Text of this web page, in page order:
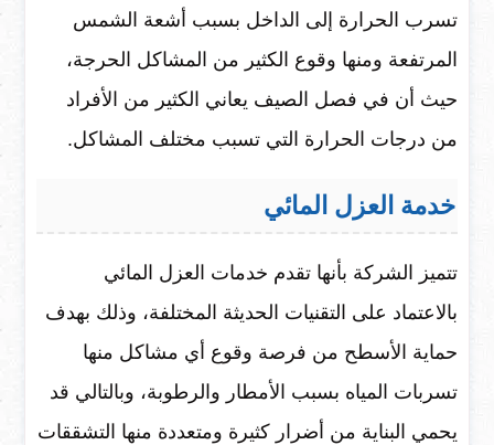
تسرب الحرارة إلى الداخل بسبب أشعة الشمس
المرتفعة ومنها وقوع الكثير من المشاكل الحرجة،
حيث أن في فصل الصيف يعاني الكثير من الأفراد
من درجات الحرارة التي تسبب مختلف المشاكل.
خدمة العزل المائي
تتميز الشركة بأنها تقدم خدمات العزل المائي
بالاعتماد على التقنيات الحديثة المختلفة، وذلك بهدف
حماية الأسطح من فرصة وقوع أي مشاكل منها
تسربات المياه بسبب الأمطار والرطوبة، وبالتالي قد
يحمي البناية من أضرار كثيرة ومتعددة منها التشققات